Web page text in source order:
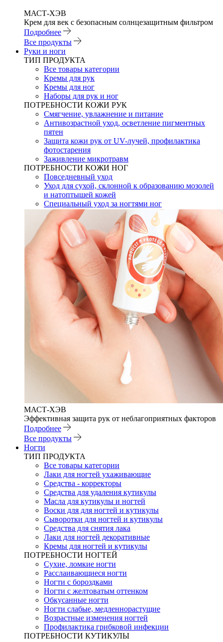
МАСТ-ХЭВ
Крем для век с безопасным солнцезащитным фильтром
Подробнее
Все продукты
Руки и ноги
ТИП ПРОДУКТА
Все товары категории
Кремы для рук
Кремы для ног
Наборы для рук и ног
ПОТРЕБНОСТИ КОЖИ РУК
Смягчение, увлажнение и питание
Антивозрастной уход, осветление пигментных
пятен
Защита кожи рук от UV-лучей, профилактика
фотостарения
Заживление микротравм
ПОТРЕБНОСТИ КОЖИ НОГ
Повседневный уход
Уход для сухой, склонной к образованию мозолей
и натоптышей кожей
Специальный уход за ногтями ног
МАСТ-ХЭВ
Эффективная защита рук от неблагоприятных факторов
Подробнее
Все продукты
Ногти
ТИП ПРОДУКТА
Все товары категории
Лаки для ногтей ухаживающие
Средства - корректоры
Средства для удаления кутикулы
Масла для кутикулы и ногтей
Воски для для ногтей и кутикулы
Сыворотки для ногтей и кутикулы
Средства для снятия лака
Лаки для ногтей декоративные
Кремы для ногтей и кутикулы
ПОТРЕБНОСТИ НОГТЕЙ
Сухие, ломкие ногти
Расслаивающиеся ногти
Ногти с бороздками
Ногти с желтоватым оттенком
Обкусанные ногти
Ногти слабые, медленнорастущие
Возрастные изменения ногтей
Профилактика грибковой инфекции
ПОТРЕБНОСТИ КУТИКУЛЫ